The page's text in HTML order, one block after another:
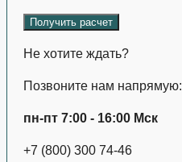
Не хотите ждать?
Позвоните нам напрямую:
пн-пт 7:00 - 16:00 Мск
+7 (800) 300 74-46